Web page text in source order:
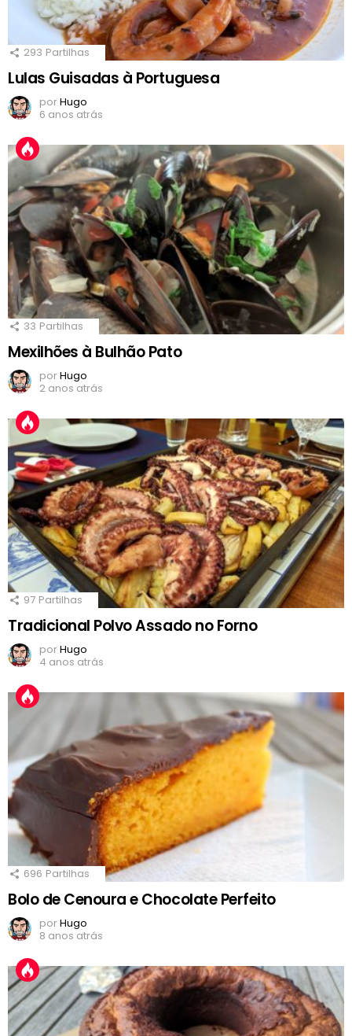
293 Partilhas
Lulas Guisadas à Portuguesa
porHugo
6 anos atrás
33 Partilhas
Mexilhões à Bulhão Pato
porHugo
2 anos atrás
97 Partilhas
Tradicional Polvo Assado no Forno
porHugo
4 anos atrás
696 Partilhas
Bolo de Cenoura e Chocolate Perfeito
porHugo
8 anos atrás